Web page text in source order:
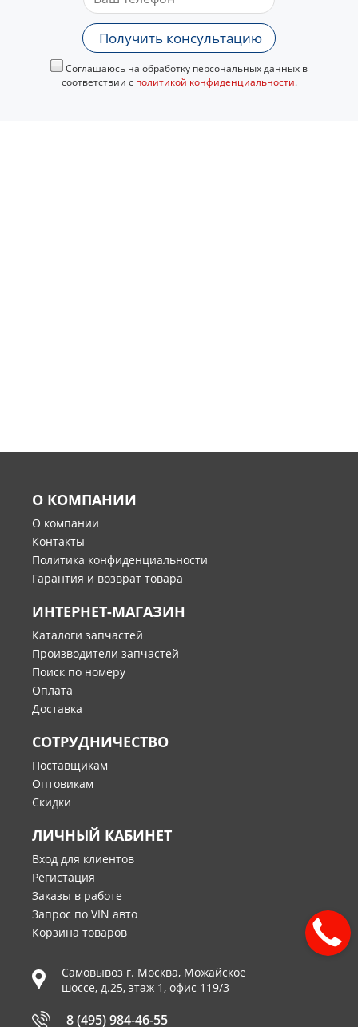
Получить консультацию
Соглашаюсь на обработку персональных данных в
соответствии с политикой конфиденциальности.
О КОМПАНИИ
О компании
Контакты
Политика конфиденциальности
Гарантия и возврат товара
ИНТЕРНЕТ-МАГАЗИН
Каталоги запчастей
Производители запчастей
Поиск по номеру
Оплата
Доставка
СОТРУДНИЧЕСТВО
Поставщикам
Оптовикам
Скидки
ЛИЧНЫЙ КАБИНЕТ
Вход для клиентов
Регистация
Заказы в работе
Запрос по VIN авто
Корзина товаров
Самовывоз г. Москва, Можайское
шоссе, д.25, этаж 1, офис 119/3
8 (495) 984-46-55